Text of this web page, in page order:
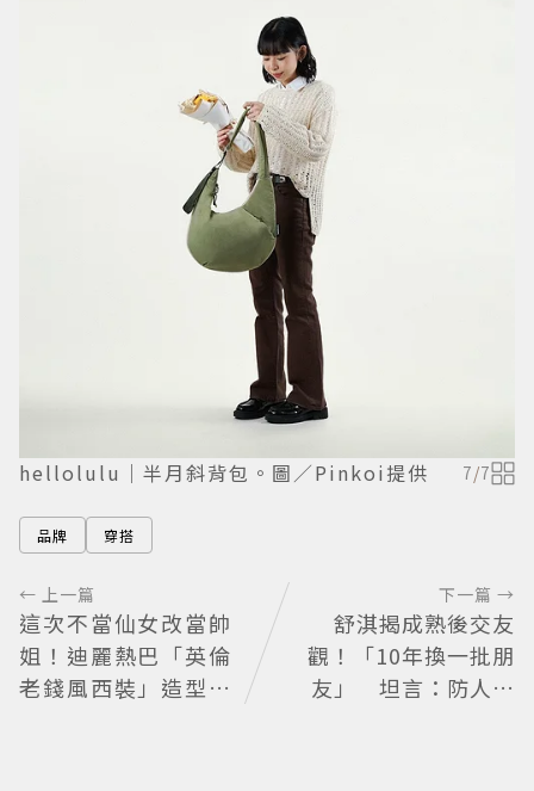
hellolulu｜半月斜背包。圖／Pinkoi提供 7/7
品牌 穿搭
← 上一篇
這次不當仙女改當帥
姐！迪麗熱巴「英倫
老錢風西裝」造型帥
下一篇 →
舒淇揭成熟後交友
觀！「10年換一批朋
友」 坦言：防人之